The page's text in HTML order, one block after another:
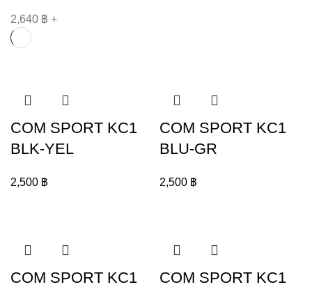
2,640 ฿ +
COM SPORT KC1
BLK-YEL
2,500 ฿
COM SPORT KC1
BLU-GR
2,500 ฿
COM SPORT KC1
COM SPORT KC1